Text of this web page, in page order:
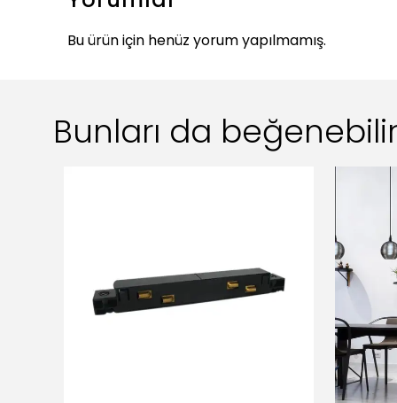
Bu ürün için henüz yorum yapılmamış.
Bunları da